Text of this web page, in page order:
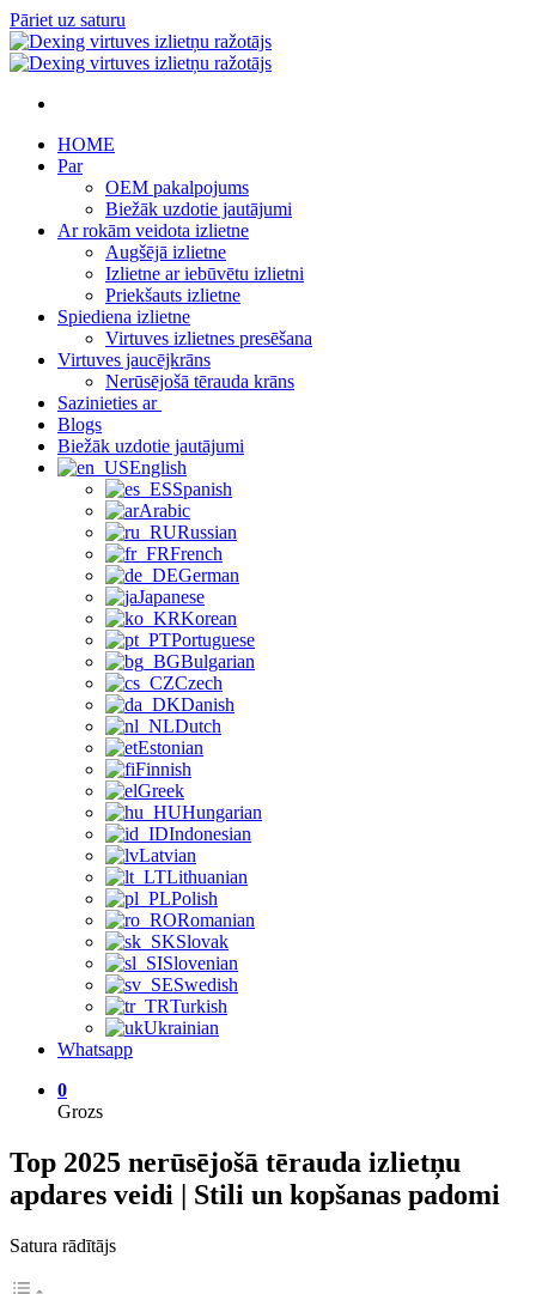
Pāriet uz saturu
HOME
Par
OEM pakalpojums
Biežāk uzdotie jautājumi
Ar rokām veidota izlietne
Augšējā izlietne
Izlietne ar iebūvētu izlietni
Priekšauts izlietne
Spiediena izlietne
Virtuves izlietnes presēšana
Virtuves jaucējkrāns
Nerūsējošā tērauda krāns
Sazinieties ar
Blogs
Biežāk uzdotie jautājumi
English
Spanish
Arabic
Russian
French
German
Japanese
Korean
Portuguese
Bulgarian
Czech
Danish
Dutch
Estonian
Finnish
Greek
Hungarian
Indonesian
Latvian
Lithuanian
Polish
Romanian
Slovak
Slovenian
Swedish
Turkish
Ukrainian
Whatsapp
0
Grozs
Top 2025 nerūsējošā tērauda izlietņu
apdares veidi | Stili un kopšanas padomi
Satura rādītājs